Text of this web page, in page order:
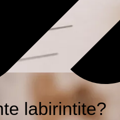
labirintite?